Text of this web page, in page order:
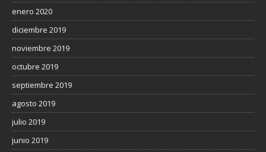
enero 2020
diciembre 2019
noviembre 2019
octubre 2019
septiembre 2019
agosto 2019
julio 2019
junio 2019